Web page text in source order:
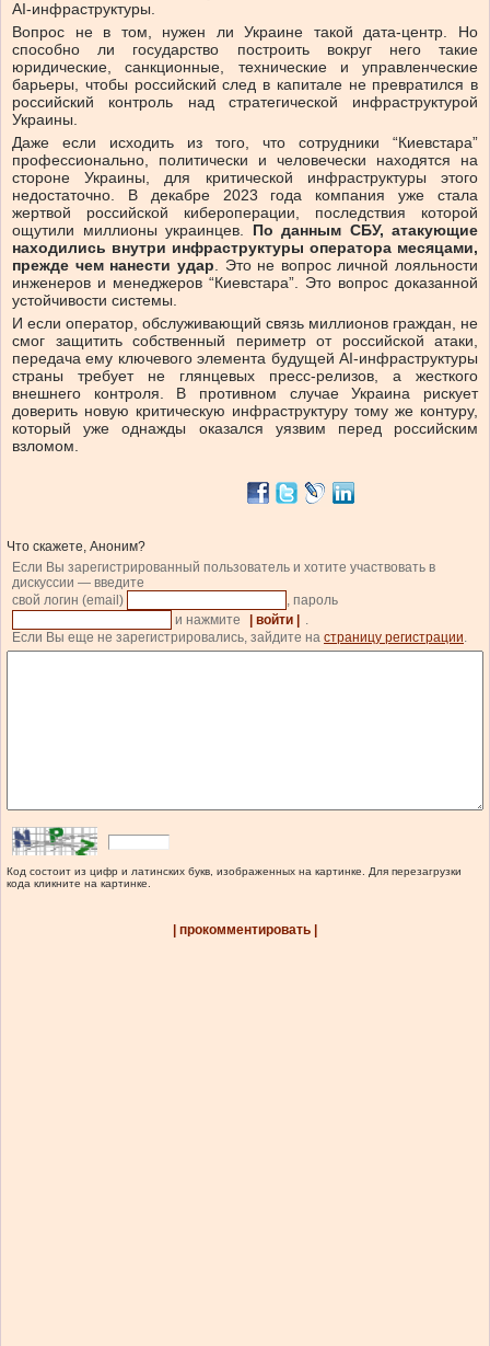
AI-инфраструктуры.
Вопрос не в том, нужен ли Украине такой дата-центр. Но
способно ли государство построить вокруг него такие
юридические, санкционные, технические и управленческие
барьеры, чтобы российский след в капитале не превратился в
российский контроль над стратегической инфраструктурой
Украины.
Даже если исходить из того, что сотрудники “Киевстара”
профессионально, политически и человечески находятся на
стороне Украины, для критической инфраструктуры этого
недостаточно. В декабре 2023 года компания уже стала
жертвой российской кибероперации, последствия которой
ощутили миллионы украинцев. По данным СБУ, атакующие
находились внутри инфраструктуры оператора месяцами,
прежде чем нанести удар . Это не вопрос личной лояльности
инженеров и менеджеров “Киевстара”. Это вопрос доказанной
устойчивости системы.
И если оператор, обслуживающий связь миллионов граждан, не
смог защитить собственный периметр от российской атаки,
передача ему ключевого элемента будущей AI-инфраструктуры
страны требует не глянцевых пресс-релизов, а жесткого
внешнего контроля. В противном случае Украина рискует
доверить новую критическую инфраструктуру тому же контуру,
который уже однажды оказался уязвим перед российским
взломом.
Что скажете, Аноним?
Если Вы зарегистрированный пользователь и хотите участвовать в
дискуссии — введите
свой логин (email)
, пароль
и нажмите
| войти |
Если Вы еще не зарегистрировались, зайдите на страницу регистрации
Код состоит из цифр и латинских букв, изображенных на картинке. Для перезагрузки
кода кликните на картинке.
| прокомментировать |